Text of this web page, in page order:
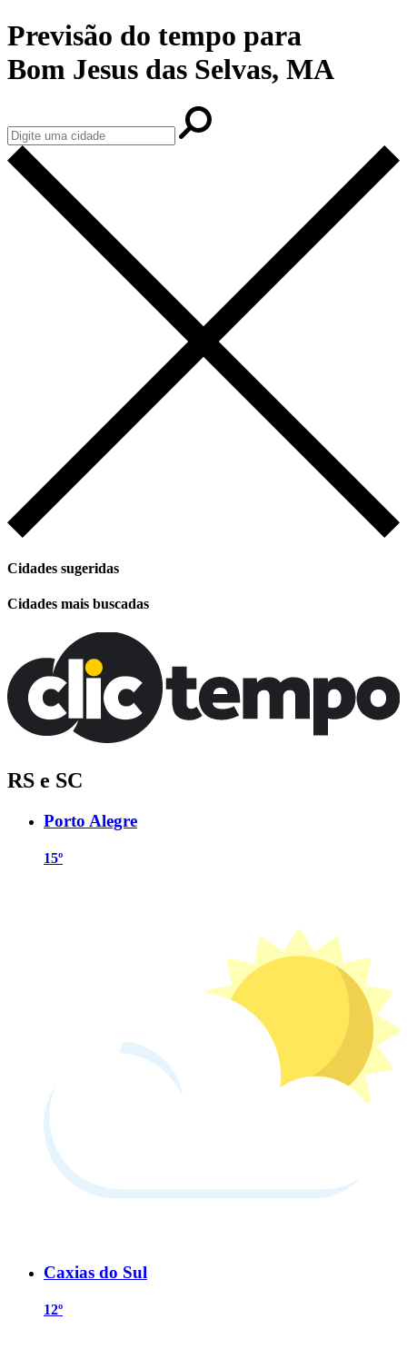
Previsão do tempo para
Bom Jesus das Selvas, MA
Cidades sugeridas
Cidades mais buscadas
RS e SC
Porto Alegre
15º
Caxias do Sul
12º